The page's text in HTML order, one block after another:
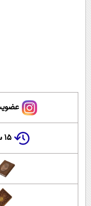
۱۵ سال پیش در چنین روزی